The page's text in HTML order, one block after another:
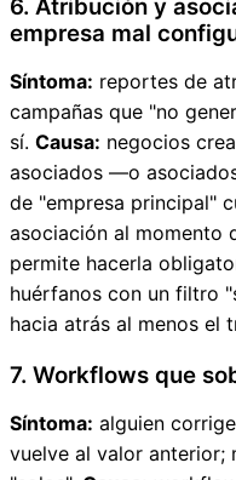
6. Atribución y
empresa mal
Síntoma: reportes de
campañas que "no
sí. Causa: negocios
asociados —o
de "empresa principal"
asociación al momento
permite hacerla
huérfanos con un filtro
hacia atrás al menos el
7. Workflows que
Síntoma: alguien
vuelve al valor anterior;